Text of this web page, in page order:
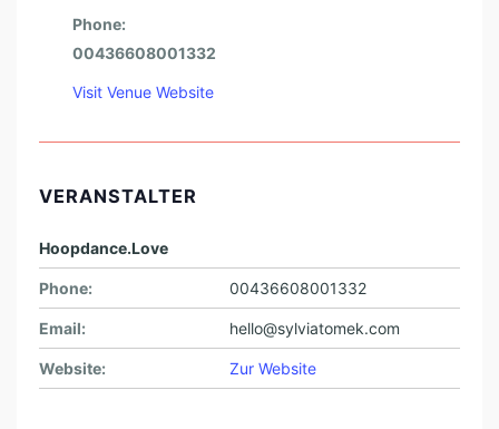
Phone:
00436608001332
Visit Venue Website
VERANSTALTER
Hoopdance.Love
Phone: 00436608001332
Email: hello@sylviatomek.com
Website: Zur Website